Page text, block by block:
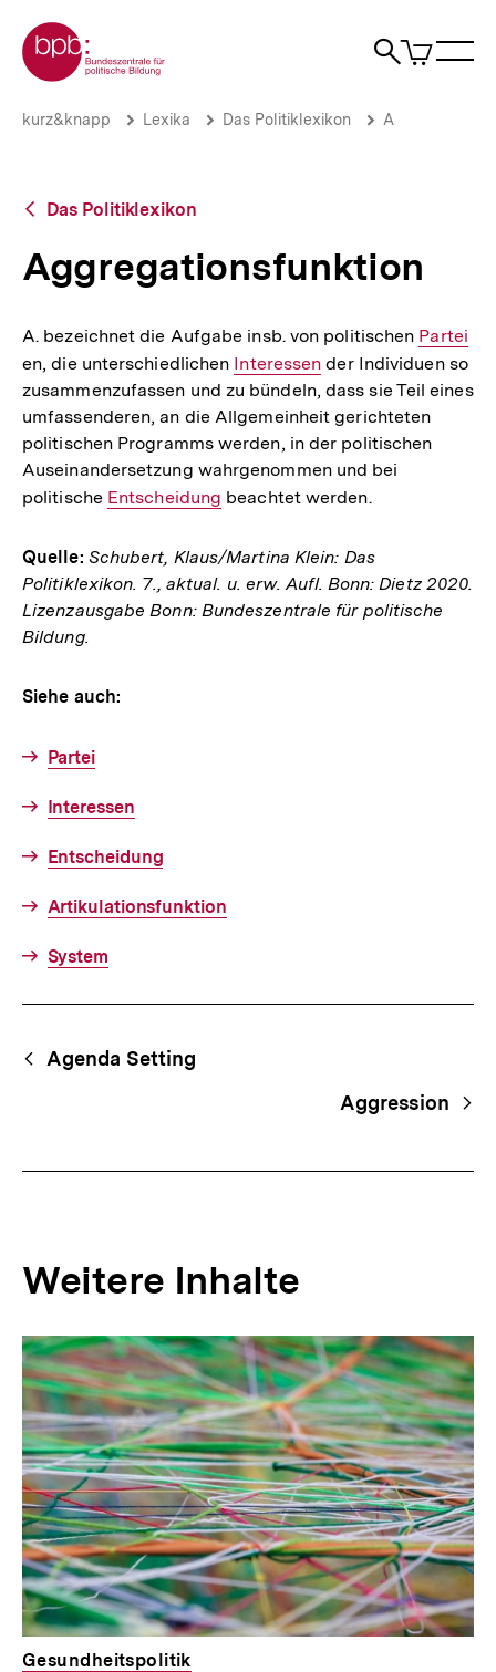
zum
Seiteninhalt
springen
Zur Startseite der bpb
Suche
Artikel
im
Aggregationsfunktion
Brotkrümelnavigation
Pfadnavigation
kurz&knapp Lexika Das Politiklexikon A
Zurück
Übersicht
Das Politiklexikon
Aggregationsfunktion
A. bezeichnet die Aufgabe insb. von politischen Interner
Link:
Partei
en, die unterschiedlichen Interner
Link:
Interessen der Individuen so
zusammenzufassen und zu bündeln, dass sie Teil eines
umfassenderen, an die Allgemeinheit gerichteten
politischen Programms werden, in der politischen
Auseinandersetzung wahrgenommen und bei
politische Interner
Entscheidung beachtet werden.
Quelle: Schubert, Klaus/Martina Klein: Das
Politiklexikon. 7., aktual. u. erw. Aufl. Bonn: Dietz 2020.
Lizenzausgabe Bonn: Bundeszentrale für politische
Bildung.
Siehe auch:
Partei
Interessen
Entscheidung
Artikulationsfunktion
System
Begriffsnavigation
Content-
Navigation
Agenda Setting
Aggression
Weitere Inhalte
Inhaltskarousell
für
weitere
Inhalte
Inhaltskarussell
überspringen
Gesundheitspolitik